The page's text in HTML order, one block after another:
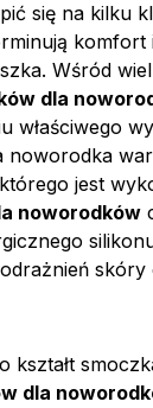
się na kilku
komfort
Wśród
dla
właściwego
noworodka
jest
noworodków
skóry
kształt
dla